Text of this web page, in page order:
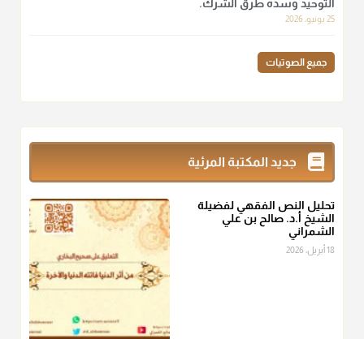
لهم سعي إلا في هدم الإسلام و نقض عراه...فأيامهم في الإسلام
كلها سود" ابن تيمية.
أ.د. صالح الشمراني
المعتدلين غير مقبوضتين ولا مبسوطتين أربع مرات من الرز أو البر
أو التمر أو اللحم
منذ 3 شهر
، فإلم يعلم إلا بعد ذلك لم تجزه لقولهﷺ:
التوحيد وسده طرق الشرك.
25 يونيو، 2026
جميع الصوتيات
جديد المكتبة المرئية
تحليل النص الفقهي لفضيلة
الشيخ أ.د. صالح بن علي
الشمراني
18 أبريل، 2026